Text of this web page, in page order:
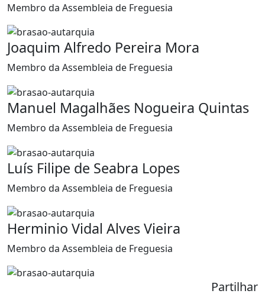
Membro da Assembleia de Freguesia
Joaquim Alfredo Pereira Mora
Membro da Assembleia de Freguesia
Manuel Magalhães Nogueira Quintas
Membro da Assembleia de Freguesia
Luís Filipe de Seabra Lopes
Membro da Assembleia de Freguesia
Herminio Vidal Alves Vieira
Membro da Assembleia de Freguesia
Partilhar